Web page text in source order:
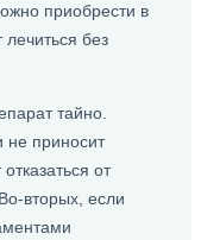
приобрести в
без
тайно.
не приносит
от
вторых, если